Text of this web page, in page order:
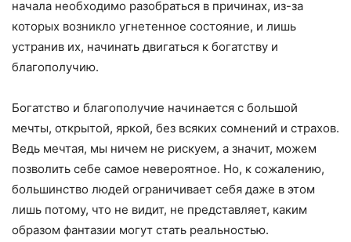
начала необходимо разобраться в причинах, из-за
которых возникло угнетенное состояние, и лишь
устранив их, начинать двигаться к богатству и
благополучию.
Богатство и благополучие начинается с большой
мечты, открытой, яркой, без всяких сомнений и страхов.
Ведь мечтая, мы ничем не рискуем, а значит, можем
позволить себе самое невероятное. Но, к сожалению,
большинство людей ограничивает себя даже в этом
лишь потому, что не видит, не представляет, каким
образом фантазии могут стать реальностью.